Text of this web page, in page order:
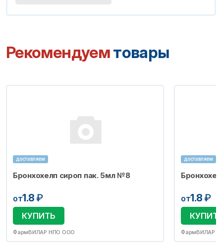
Рекомендуемтовары
доставляем
Бронхохелп сироп пак. 5мл №8
от1.8₽
КУПИТЬ
ФармВИЛАР НПО ООО
доставляем
от1.8₽
ФармВИЛАР